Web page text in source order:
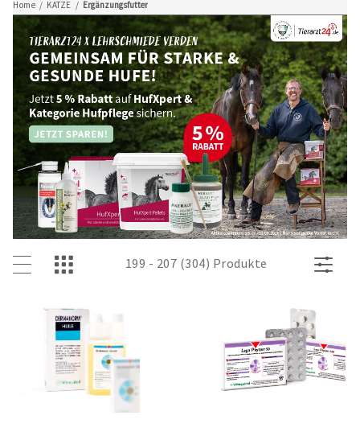
Home / KATZE / Ergänzungsfutter
199 - 207 (304) Produkte